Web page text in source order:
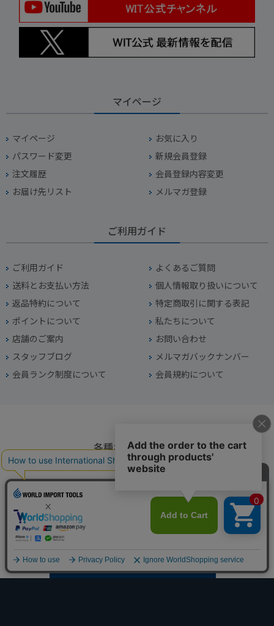
マイページ
マイページ
お気に入り
パスワード変更
新規会員登録
注文履歴
会員登録内容変更
お届け先リスト
メルマガ登録
ご利用ガイド
ご利用ガイド
よくあるご質問
送料とお支払い方法
個人情報取り扱いについて
返品特約について
特定商取引に関する表記
ポイントについて
私たちについて
店舗のご案内
お問い合わせ
スタッフブログ
メルマガバックナンバー
会員ランク制度について
会員規約について
各種お問い合わせ
045-949-2451
年中無休（年末年始を除く）